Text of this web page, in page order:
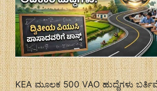
KEA ಮೂಲಕ 500 VAO ಹುದ್ದೆಗಳು